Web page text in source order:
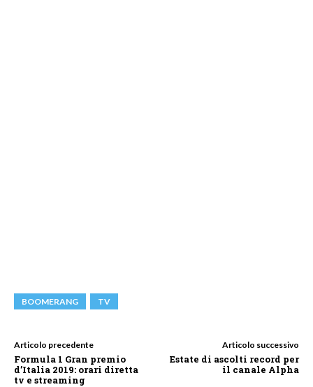
BOOMERANG TV
Articolo precedente
Formula 1 Gran premio
d’Italia 2019: orari diretta
tv e streaming
Articolo successivo
Estate di ascolti record per
il canale Alpha